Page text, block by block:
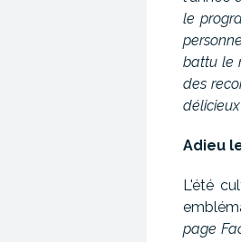
le
battu le
des
Adieu
L'été
page